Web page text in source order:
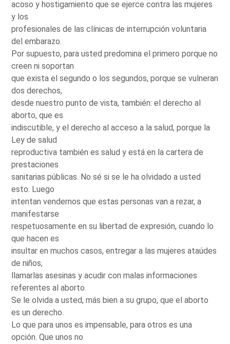
acoso y hostigamiento que se ejerce contra las mujeres
y los
profesionales de las clínicas de interrupción voluntaria
del embarazo.
Por supuesto, para usted predomina el primero porque no
creen ni soportan
que exista el segundo o los segundos, porque se vulneran
dos derechos,
desde nuestro punto de vista, también: el derecho al
aborto, que es
indiscutible, y el derecho al acceso a la salud, porque la
Ley de salud
reproductiva también es salud y está en la cartera de
prestaciones
sanitarias públicas. No sé si se le ha olvidado a usted
esto. Luego
intentan vendernos que estas personas van a rezar, a
manifestarse
respetuosamente en su libertad de expresión, cuando lo
que hacen es
insultar en muchos casos, entregar a las mujeres ataúdes
de niños,
llamarlas asesinas y acudir con malas informaciones
referentes al aborto.
Se le olvida a usted, más bien a su grupo, que el aborto
es un derecho.
Lo que para unos es impensable, para otros es una
opción. Que unos no